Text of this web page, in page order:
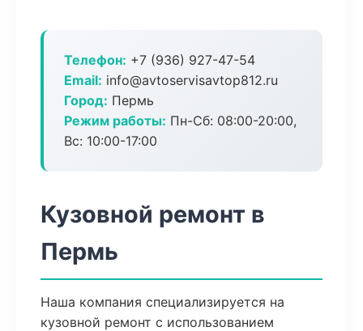
Телефон: +7 (936) 927-47-54
Email: info@avtoservisavtop812.ru
Город: Пермь
Режим работы: Пн-Сб: 08:00-20:00,
Вс: 10:00-17:00
Кузовной ремонт в
Пермь
Наша компания специализируется на
кузовной ремонт с использованием